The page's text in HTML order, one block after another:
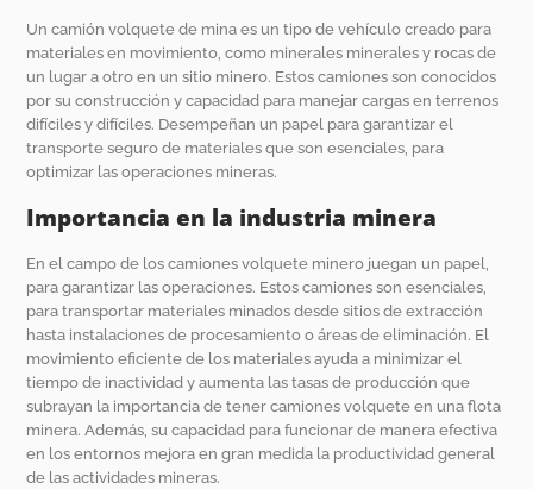
Un camión volquete de mina es un tipo de vehículo creado para
materiales en movimiento, como minerales minerales y rocas de
un lugar a otro en un sitio minero. Estos camiones son conocidos
por su construcción y capacidad para manejar cargas en terrenos
difíciles y difíciles. Desempeñan un papel para garantizar el
transporte seguro de materiales que son esenciales, para
optimizar las operaciones mineras.
Importancia en la industria minera
En el campo de los camiones volquete minero juegan un papel,
para garantizar las operaciones. Estos camiones son esenciales,
para transportar materiales minados desde sitios de extracción
hasta instalaciones de procesamiento o áreas de eliminación. El
movimiento eficiente de los materiales ayuda a minimizar el
tiempo de inactividad y aumenta las tasas de producción que
subrayan la importancia de tener camiones volquete en una flota
minera. Además, su capacidad para funcionar de manera efectiva
en los entornos mejora en gran medida la productividad general
de las actividades mineras.